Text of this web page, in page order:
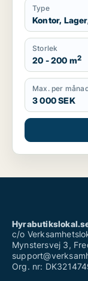
Type
Kontor,
Storlek
20 - 200 m2
Max. per
3 000 SEK
c/o
Mynstersvej 3,
Org. nr: